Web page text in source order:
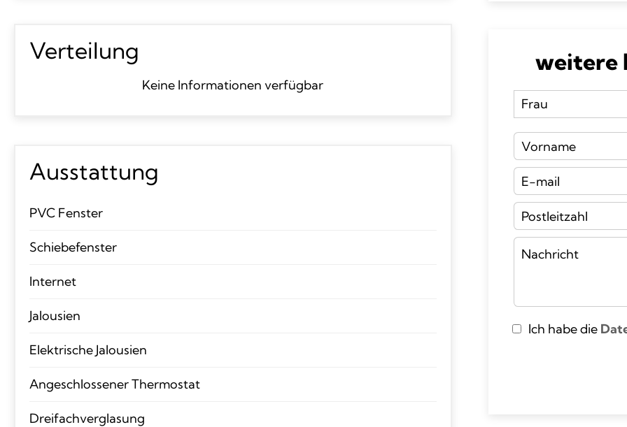
Verteilung
Keine Informationen verfügbar
Ausstattung
PVC Fenster
Schiebefenster
Internet
Jalousien
Elektrische Jalousien
Angeschlossener Thermostat
Dreifachverglasung
weitere
Ich habe die